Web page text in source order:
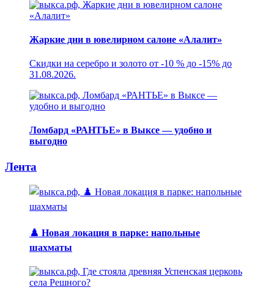
Жаркие дни в ювелирном салоне «Алалит»
Скидки на серебро и золото от -10 % до -15% до
31.08.2026.
Ломбард «РАНТЬЕ» в Выксе — удобно и
выгодно
Лента
♟️ Новая локация в парке: напольные
шахматы